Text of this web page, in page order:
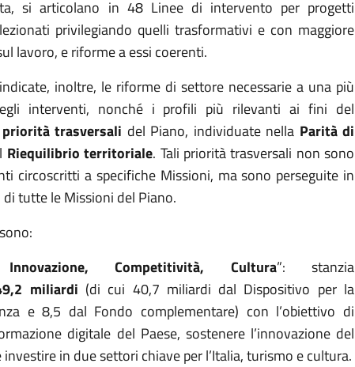
si articolano in 48 Linee di intervento per progetti
privilegiando quelli trasformativi e con maggiore
lavoro, e riforme a essi coerenti.
inoltre, le riforme di settore necessarie a una più
interventi, nonché i profili più rilevanti ai fini del
trasversali del Piano, individuate nella Parità di
Riequilibrio territoriale. Tali priorità trasversali non sono
circoscritti a specifiche Missioni, ma sono perseguite in
tutte le Missioni del Piano.
Innovazione, Competitività, Cultura”: stanzia
miliardi (di cui 40,7 miliardi dal Dispositivo per la
e 8,5 dal Fondo complementare) con l’obiettivo di
digitale del Paese, sostenere l’innovazione del
in due settori chiave per l’Italia, turismo e cultura.